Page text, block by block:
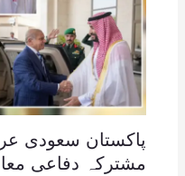
پاکستان سعودی
مشترکہ دفاعی